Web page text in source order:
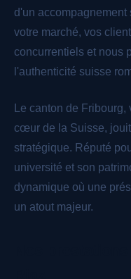
d'un accompagnement
votre marché, vos
concurrentiels et nous
l'authenticité suisse
Le canton de
cœur de la Suisse,
stratégique. Réputé
université et son
dynamique où une
un atout majeur.